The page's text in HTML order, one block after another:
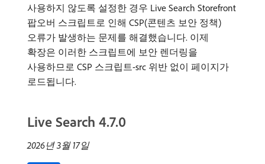
사용하지 않도록 설정한 경우 Live Search Storefront
팝오버 스크립트로 인해 CSP(콘텐츠 보안 정책)
오류가 발생하는 문제를 해결했습니다. 이제
확장은 이러한 스크립트에 보안 렌더링을
사용하므로 CSP 스크립트-src 위반 없이 페이지가
로드됩니다.
Live Search 4.7.0
2026년 3월 17일